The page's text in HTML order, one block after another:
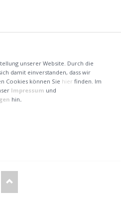
unserer Website. Durch die
damit einverstanden, dass wir
Cookies können Sie hier finden. Im
Impressum und
hin.